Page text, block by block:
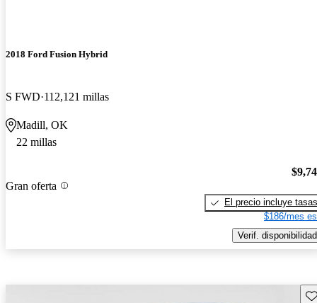
2018 Ford Fusion Hybrid
S FWD 112,121 millas
Madill, OK
22 millas
Gran oferta
El precio incluye tasas
$186/mes
Verif. disponibilidad